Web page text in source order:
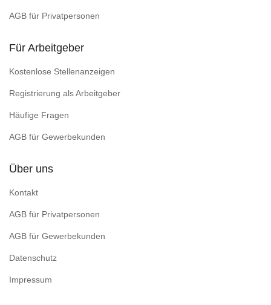
AGB für Privatpersonen
Für Arbeitgeber
Kostenlose Stellenanzeigen
Registrierung als Arbeitgeber
Häufige Fragen
AGB für Gewerbekunden
Über uns
Kontakt
AGB für Privatpersonen
AGB für Gewerbekunden
Datenschutz
Impressum